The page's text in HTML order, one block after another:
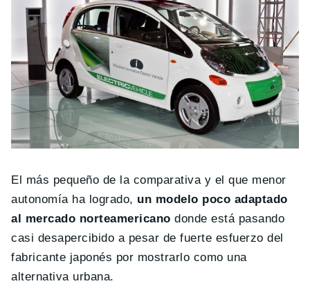
El más pequeño de la comparativa y el que menor
autonomía ha logrado, un modelo poco adaptado
al mercado norteamericano donde está pasando
casi desapercibido a pesar de fuerte esfuerzo del
fabricante japonés por mostrarlo como una
alternativa urbana.